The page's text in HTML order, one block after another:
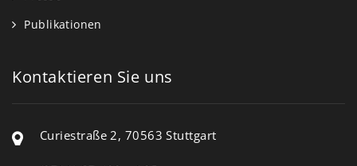
Publikationen
Kontaktieren Sie uns
Curiestraße 2, 70563 Stuttgart